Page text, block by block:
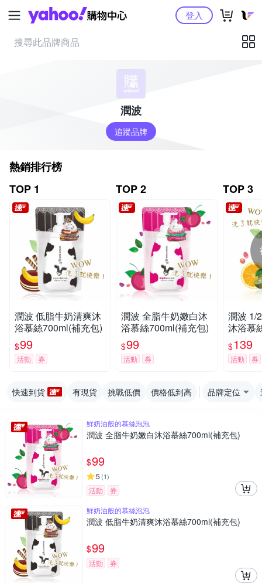
Yahoo購物中心登入
潤波
追蹤品牌
熱銷排行榜
TOP 1
潤波 低脂牛奶清爽沐
浴慕絲700ml(補充包)
$99
活動 券
TOP 2
潤波 全脂牛奶嫩白沐
浴慕絲700ml(補充包)
$99
活動 券
TOP 3
潤波 1/
沐浴慕
$139
活動 券
快速到貨 有現貨 挑戰低價 價格低到高 品牌定位
鮮奶油般的慕絲泡泡
潤波 全脂牛奶嫩白沐浴慕絲700ml(補充包)
$99
5 (1)
活動
券
鮮奶油般的慕絲泡泡
潤波 低脂牛奶清爽沐浴慕絲700ml(補充包)
$99
活動 券